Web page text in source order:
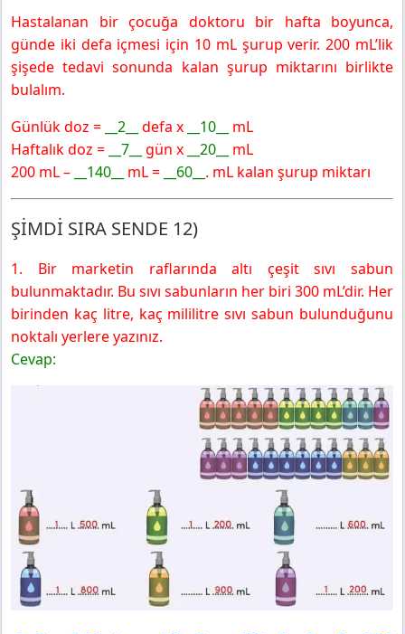
Hastalanan bir çocuğa doktoru bir hafta boyunca,
günde iki defa içmesi için 10 mL şurup verir. 200 mL’lik
şişede tedavi sonunda kalan şurup miktarını birlikte
bulalım.
Günlük doz =
__2 defa x __10
mL
Haftalık doz =
__7 gün x __20
mL
200 mL –
__140 mL = __60 . mL kalan şurup miktarı
ŞİMDİ SIRA SENDE 12)
1. Bir marketin raflarında altı çeşit sıvı sabun
bulunmaktadır. Bu sıvı sabunların her biri 300 mL’dir. Her
birinden kaç litre, kaç mililitre sıvı sabun bulunduğunu
noktalı yerlere yazınız.
Cevap: